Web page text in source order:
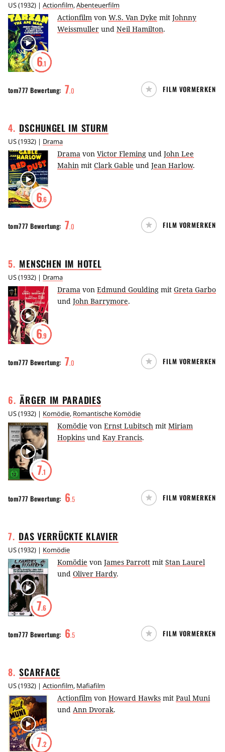
US(1932) | Actionfilm,Abenteuerfilm
6.1
Actionfilm von W.S. Van Dyke mit Johnny
Weissmuller und Neil Hamilton.
tom777 Bewertung: 7.0 FILM VORMERKEN
4. DSCHUNGEL IM STURM
US(1932) | Drama
6.6
Drama von Victor Fleming und John Lee
Mahin mit Clark Gable und Jean Harlow.
tom777 Bewertung: 7.0 FILM VORMERKEN
5. MENSCHEN IM HOTEL
US(1932) | Drama
6.9
Drama von Edmund Goulding mit Greta Garbo
und John Barrymore.
tom777 Bewertung: 7.0 FILM VORMERKEN
6. ÄRGER IM PARADIES
US(1932) | Komödie, Romantische Komödie
7.1
Komödie von Ernst Lubitsch mit Miriam
Hopkins und Kay Francis.
tom777 Bewertung: 6.5 FILM VORMERKEN
7. DAS VERRÜCKTE KLAVIER
US(1932) | Komödie
7.6
Komödie von James Parrott mit Stan Laurel
und Oliver Hardy.
tom777 Bewertung: 6.5 FILM VORMERKEN
8. SCARFACE
US(1932) | Actionfilm, Mafiafilm
7.2
Actionfilm von Howard Hawks mit Paul Muni
und Ann Dvorak.